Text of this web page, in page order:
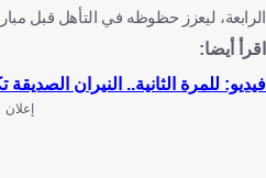
الرابعة، ليعزز حظوظه في التأهل قبل
اقرأ أيضا:
فيديو: للمرة الثانية.. النيران
إعلان